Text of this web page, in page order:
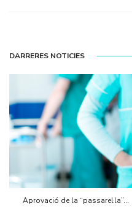
DARRERES NOTICIES
Aprovació de la “passarel·la”...